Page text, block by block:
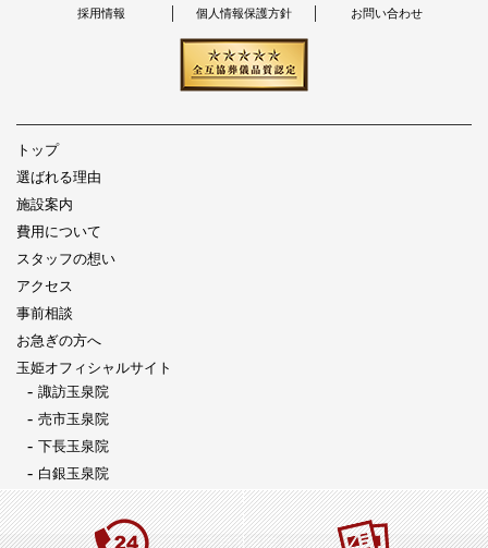
採用情報 個人情報保護方針 お問い合わせ
トップ
選ばれる理由
施設案内
費用について
スタッフの想い
アクセス
事前相談
お急ぎの方へ
玉姫オフィシャルサイト
諏訪玉泉院
売市玉泉院
下長玉泉院
白銀玉泉院
Copyright ©2026 三戸玉泉院 All rights reserved.